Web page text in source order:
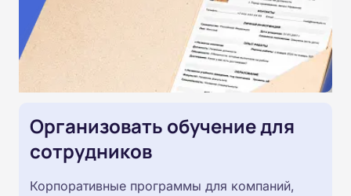
Организовать обучение для
сотрудников
Корпоративные программы для компаний,